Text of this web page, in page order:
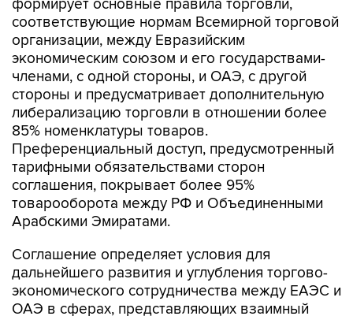
формирует основные правила торговли,
соответствующие нормам Всемирной торговой
организации, между Евразийским
экономическим союзом и его государствами-
членами, с одной стороны, и ОАЭ, с другой
стороны и предусматривает дополнительную
либерализацию торговли в отношении более
85% номенклатуры товаров.
Преференциальный доступ, предусмотренный
тарифными обязательствами сторон
соглашения, покрывает более 95%
товарооборота между РФ и Объединенными
Арабскими Эмиратами.
Соглашение определяет условия для
дальнейшего развития и углубления торгово-
экономического сотрудничества между ЕАЭС и
ОАЭ в сферах, представляющих взаимный